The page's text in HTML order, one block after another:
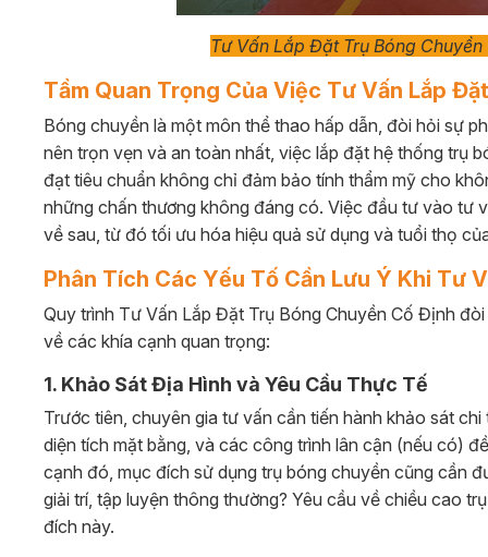
Tư Vấn Lắp Đặt Trụ Bóng
Tầm Quan Trọng Của Việc Tư Vấn Lắp
Bóng chuyền là một môn thể thao hấp dẫn, đòi hỏi sự
nên trọn vẹn và an toàn nhất, việc lắp đặt hệ thống trụ
đạt tiêu chuẩn không chỉ đảm bảo tính thẩm mỹ cho
những chấn thương không đáng có. Việc đầu tư vào tư
về sau, từ đó tối ưu hóa hiệu quả sử dụng và tuổi thọ
Phân Tích Các Yếu Tố Cần Lưu Ý Khi Tư
Quy trình Tư Vấn Lắp Đặt Trụ Bóng Chuyền Cố Định
về các khía cạnh quan trọng:
1. Khảo Sát Địa Hình và Yêu Cầu Thực Tế
Trước tiên, chuyên gia tư vấn cần tiến hành khảo sát
diện tích mặt bằng, và các công trình lân cận (nếu có)
cạnh đó, mục đích sử dụng trụ bóng chuyền cũng cần
giải trí, tập luyện thông thường? Yêu cầu về chiều cao
đích này.